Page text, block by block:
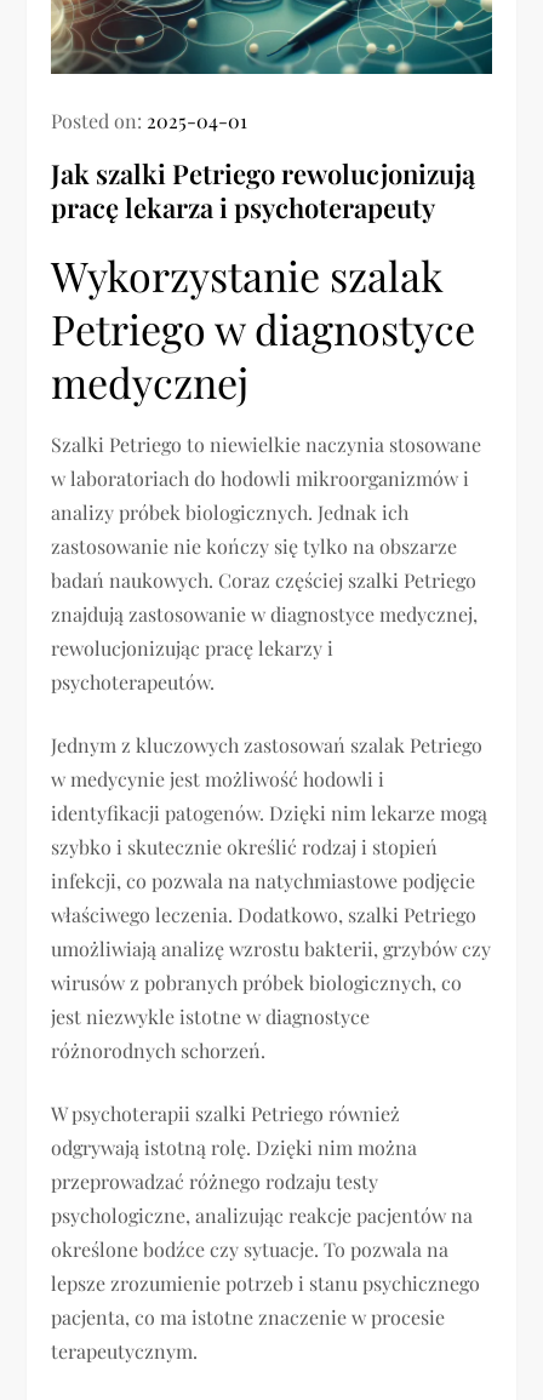
Posted on: 2025-04-01
Jak szalki Petriego rewolucjonizują
pracę lekarza i psychoterapeuty
Wykorzystanie szalak
Petriego w diagnostyce
medycznej
Szalki Petriego to niewielkie naczynia stosowane
w laboratoriach do hodowli mikroorganizmów i
analizy próbek biologicznych. Jednak ich
zastosowanie nie kończy się tylko na obszarze
badań naukowych. Coraz częściej szalki Petriego
znajdują zastosowanie w diagnostyce medycznej,
rewolucjonizując pracę lekarzy i
psychoterapeutów.
Jednym z kluczowych zastosowań szalak Petriego
w medycynie jest możliwość hodowli i
identyfikacji patogenów. Dzięki nim lekarze mogą
szybko i skutecznie określić rodzaj i stopień
infekcji, co pozwala na natychmiastowe podjęcie
właściwego leczenia. Dodatkowo, szalki Petriego
umożliwiają analizę wzrostu bakterii, grzybów czy
wirusów z pobranych próbek biologicznych, co
jest niezwykle istotne w diagnostyce
różnorodnych schorzeń.
W psychoterapii szalki Petriego również
odgrywają istotną rolę. Dzięki nim można
przeprowadzać różnego rodzaju testy
psychologiczne, analizując reakcje pacjentów na
określone bodźce czy sytuacje. To pozwala na
lepsze zrozumienie potrzeb i stanu psychicznego
pacjenta, co ma istotne znaczenie w procesie
terapeutycznym.